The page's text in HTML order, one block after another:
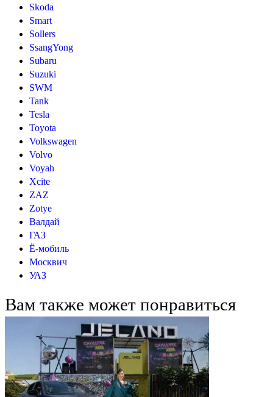
Skoda
Smart
Sollers
SsangYong
Subaru
Suzuki
SWM
Tank
Tesla
Toyota
Volkswagen
Volvo
Voyah
Xcite
ZAZ
Zotye
Валдай
ГАЗ
Ё-мобиль
Москвич
УАЗ
Вам также может понравиться